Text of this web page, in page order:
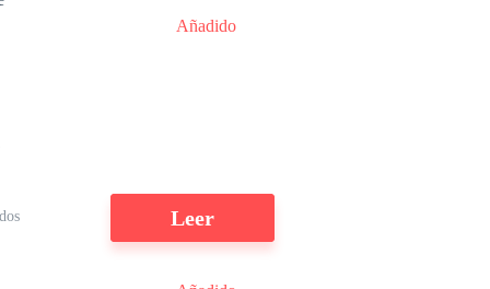
Añadido
Leer